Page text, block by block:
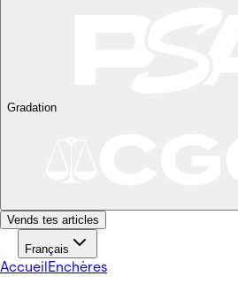
Gradation
Vends tes articles
Français
AccueilEnchères